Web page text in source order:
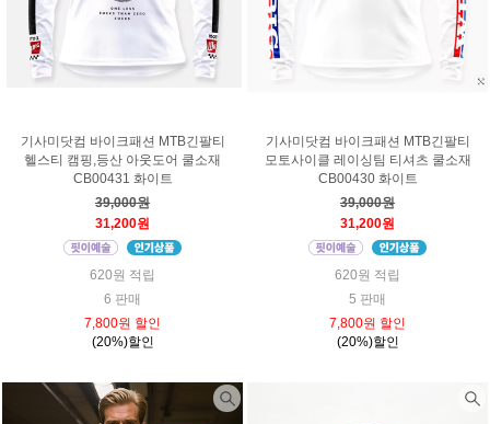
기사미닷컴 바이크패션 MTB긴팔티
헬스티 캠핑,등산 아웃도어 쿨소재
CB00431 화이트
39,000원
31,200원
620원 적립
6 판매
7,800원 할인
(20%)할인
기사미닷컴 바이크패션 MTB긴팔티
모토사이클 레이싱팀 티셔츠 쿨소재
CB00430 화이트
39,000원
31,200원
620원 적립
5 판매
7,800원 할인
(20%)할인